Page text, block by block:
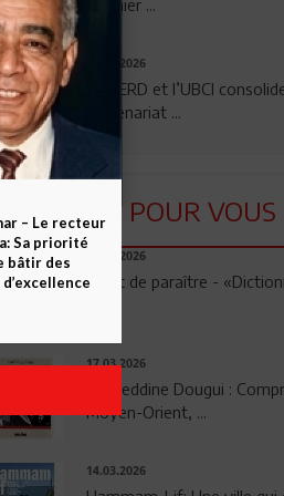
premier ...
24.07.2026
La BERD et l’UBCI
partenariat ...
LU POUR VOUS
23.04.2026
Vient de paraître -
17.03.2026
Noureddine Dougui :
Moyen-Orient, ...
14.03.2026
– Le recteur
Sa priorité
bâtir des